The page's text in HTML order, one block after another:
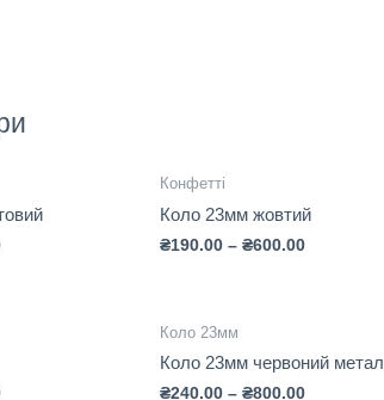
Конфетті
Коло 23мм жовтий
₴190.00 –₴600.00
Коло 23мм
Коло 23мм червоний метал
₴240.00 –₴800.00